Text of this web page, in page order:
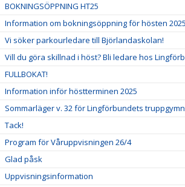
BOKNINGSÖPPNING HT25
Information om bokningsöppning för hösten 2025
Vi söker parkourledare till Björlandaskolan!
Vill du göra skillnad i höst? Bli ledare hos
FULLBOKAT!
Information inför höstterminen 2025
Sommarläger v. 32 för Lingförbundets
Tack!
Program för Våruppvisningen 26/4
Glad påsk
Uppvisningsinformation